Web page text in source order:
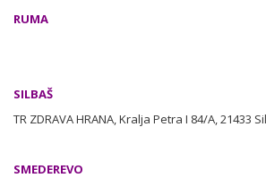
RUMA
SILBAŠ
TR ZDRAVA HRANA, Kralja Petra I 84/A, 21433
SMEDEREVO